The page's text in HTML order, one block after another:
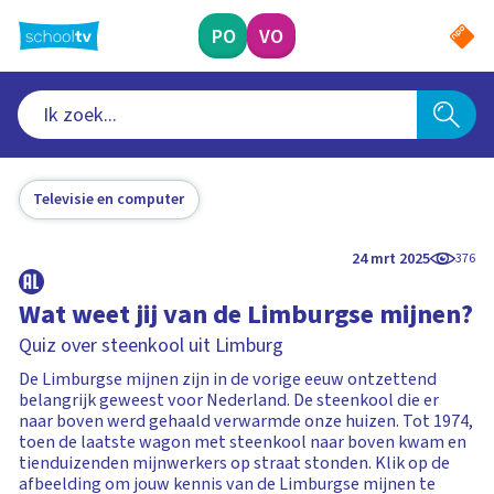
naar
hoofdinhoud
PO VO
Televisie en computer
24 mrt 2025 376
Wat weet jij van de Limburgse mijnen?
Quiz over steenkool uit Limburg
De Limburgse mijnen zijn in de vorige eeuw ontzettend
belangrijk geweest voor Nederland. De steenkool die er
naar boven werd gehaald verwarmde onze huizen. Tot 1974,
toen de laatste wagon met steenkool naar boven kwam en
tienduizenden mijnwerkers op straat stonden. Klik op de
afbeelding om jouw kennis van de Limburgse mijnen te